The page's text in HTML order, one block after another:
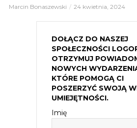
Marcin Bonaszewski 24 kwietnia, 2024
DOŁĄCZ DO NASZEJ
SPOŁECZNOŚCI
OTRZYMUJ
NOWYCH
KTÓRE POMOGĄ CI
POSZERZYĆ SWOJĄ
UMIEJĘTNOŚCI.
Imię